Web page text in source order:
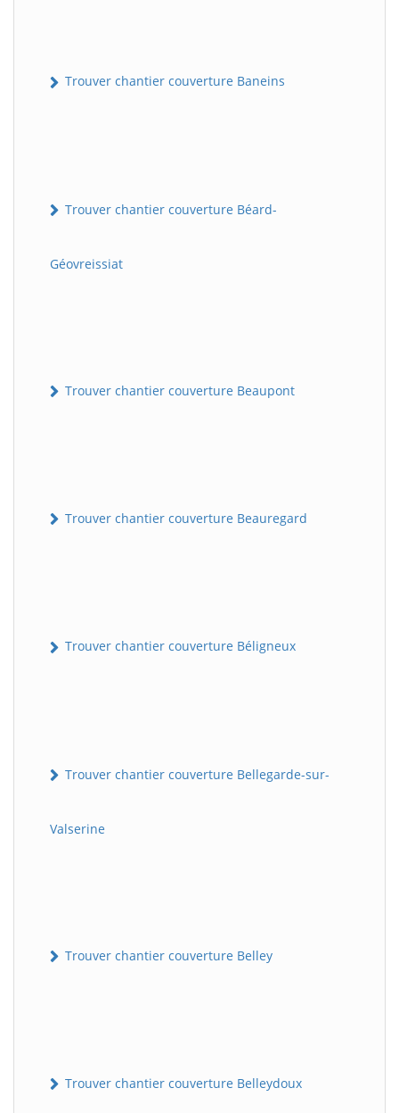
Trouver chantier couverture Baneins
Trouver chantier couverture Béard-
Géovreissiat
Trouver chantier couverture Beaupont
Trouver chantier couverture Beauregard
Trouver chantier couverture Béligneux
Trouver chantier couverture Bellegarde-sur-
Valserine
Trouver chantier couverture Belley
Trouver chantier couverture Belleydoux